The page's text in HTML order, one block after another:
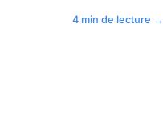
4 min de lecture →